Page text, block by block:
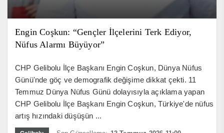
Engin Coşkun: “Gençler İlçelerini Terk Ediyor,
Nüfus Alarmı Büyüyor”
CHP Gelibolu İlçe Başkanı Engin Coşkun, Dünya Nüfus
Günü'nde göç ve demografik değişime dikkat çekti. 11
Temmuz Dünya Nüfus Günü dolayısıyla açıklama yapan
CHP Gelibolu İlçe Başkanı Engin Coşkun, Türkiye'de nüfus
artış hızındaki düşüşün ...